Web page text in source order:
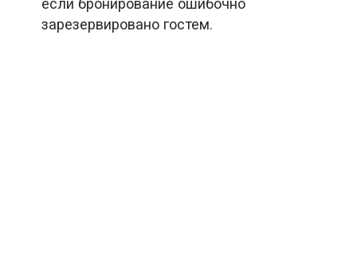
если бронирование ошибочно
зарезервировано гостем.